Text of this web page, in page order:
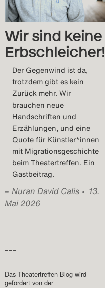
Wir sind keine
Erbschleicher!
Der Gegenwind ist da,
trotzdem gibt es kein
Zurück mehr. Wir
brauchen neue
Handschriften und
Erzählungen, und eine
Quote für Künstler*innen
mit Migrationsgeschichte
beim Theatertreffen. Ein
Gastbeitrag.
– Nuran David Calis • 13.
Mai 2026
–––
Das Theatertreffen-Blog wird
gefördert von der